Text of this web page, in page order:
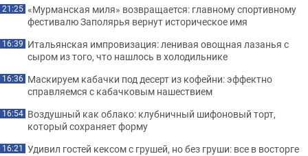
21:25 «Мурманская миля» возвращается: главному спортивному
фестивалю Заполярья вернут историческое имя
16:39 Итальянская импровизация: ленивая овощная лазанья с
сыром из того, что нашлось в холодильнике
16:36 Маскируем кабачки под десерт из кофейни: эффектно
справляемся с кабачковым нашествием
16:54 Воздушный как облако: клубничный шифоновый торт,
который сохраняет форму
16:21 Удивил гостей кексом с грушей, но без груши: все в восторге